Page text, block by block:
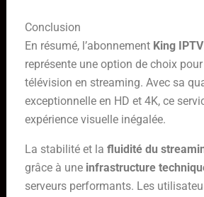
Conclusion
En résumé, l’abonnement King
représente une option de choix
télévision en streaming. Avec sa
exceptionnelle en HD et 4K, ce
expérience visuelle inégalée.
La stabilité et la fluidité du
grâce à une infrastructure
serveurs performants. Les